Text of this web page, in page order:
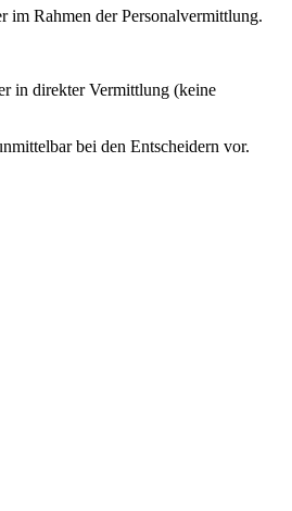
im Rahmen der Personalvermittlung.
in direkter Vermittlung (keine
bei den Entscheidern vor.